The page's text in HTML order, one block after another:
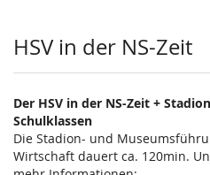
HSV in der NS-Zeit
Der HSV in der NS-Zeit +
Schulklassen
Die Stadion- und
Wirtschaft dauert ca. 120min.